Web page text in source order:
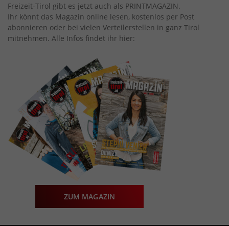
Freizeit-Tirol gibt es jetzt auch als PRINTMAGAZIN.
Ihr könnt das Magazin online lesen, kostenlos per Post
abonnieren oder bei vielen Verteilerstellen in ganz Tirol
mitnehmen. Alle Infos findet ihr hier:
ZUM MAGAZIN